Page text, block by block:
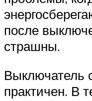
после
страшны.
Выключатель
практичен. В